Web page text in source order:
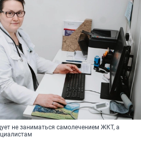
не заниматься самолечением ЖКТ, а